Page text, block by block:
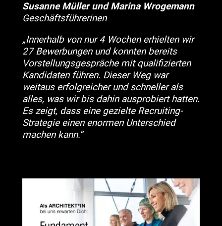
Susanne Müller und Marina Wrogemann
Geschäftsführerinen
„Innerhalb von nur 4 Wochen erhielten wir
27 Bewerbungen und konnten bereits
Vorstellungsgespräche mit qualifizierten
Kandidaten führen. Dieser Weg war
weitaus erfolgreicher und schneller als
alles, was wir bis dahin ausprobiert hatten.
Es zeigt, dass eine gezielte Recruiting-
Strategie einen enormen Unterschied
machen kann.“